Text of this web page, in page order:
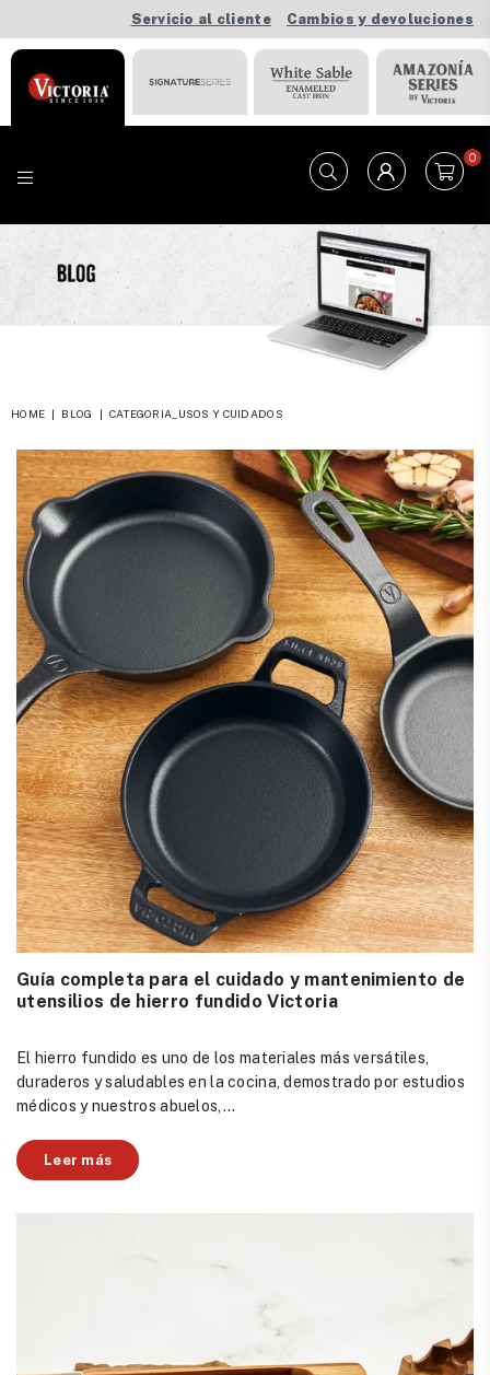
Servicio al cliente Cambios y devoluciones
0
HOME | BLOG | CATEGORIA_USOS Y CUIDADOS
Guía completa para el cuidado y mantenimiento de
utensilios de hierro fundido Victoria
El hierro fundido es uno de los materiales más versátiles,
duraderos y saludables en la cocina, demostrado por estudios
médicos y nuestros abuelos,...
Leer más